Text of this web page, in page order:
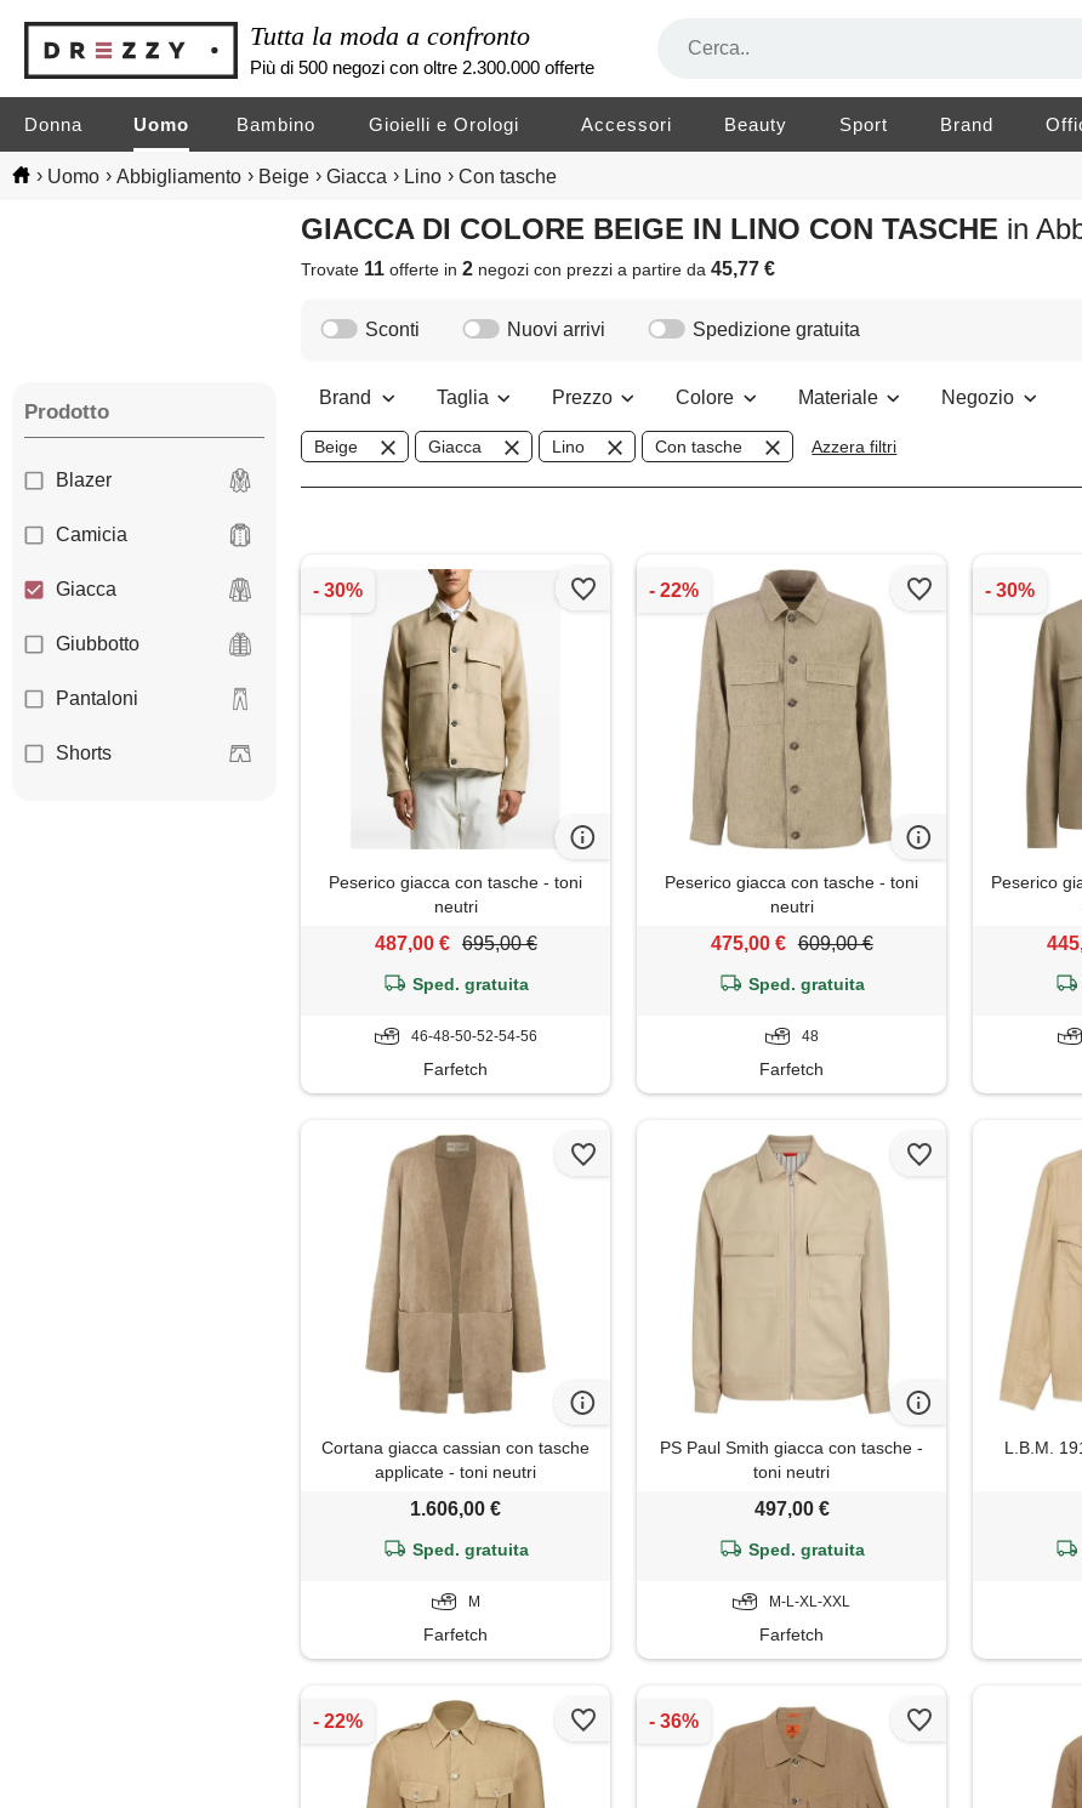
Tutta la moda a confronto
Più di 500 negozi con oltre 2.300.000 offerte
Donna Uomo Bambino Gioielli e Orologi Accessori Beauty Sport Brand
› Uomo › Abbigliamento › Beige › Giacca › Lino › Con tasche
GIACCA DI COLORE BEIGE IN LINO CON TASCHE in
Trovate 11 offerte in2 negozicon prezzi a partire da45,77 €
Prodotto
Blazer
Camicia
Giacca
Giubbotto
Pantaloni
Shorts
Sconti Nuovi arrivi Spedizione gratuita
Brand Taglia Prezzo Colore Materiale Negozio
Beige Giacca Lino Con tasche Azzera filtri
Peserico giacca con tasche - toni
neutri
487,00 € 695,00 €
Sped. gratuita
46-48-50-52-54-56
Farfetch
Peserico giacca con tasche - toni
neutri
475,00 € 609,00 €
Sped. gratuita
48
Farfetch
Peserico
Cortana giacca cassian con tasche
applicate - toni neutri
1.606,00 €
Sped. gratuita
M
Farfetch
PS Paul Smith giacca con tasche -
toni neutri
497,00 €
Sped. gratuita
M-L-XL-XXL
Farfetch
L.B.M.